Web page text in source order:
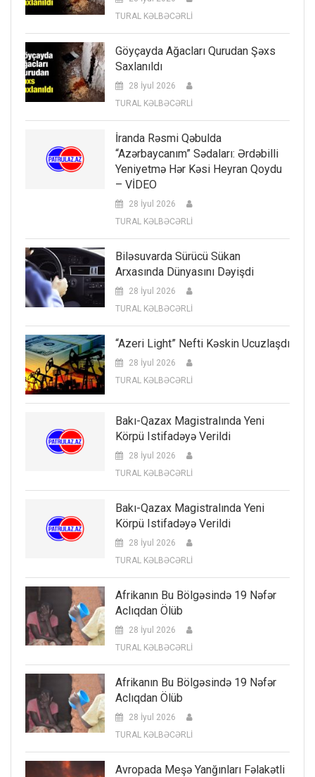
TURAL KƏLBƏCƏRLİ
Göyçayda Ağacları Qurudan Şəxs
Saxlanıldı
28 İyul 2026
TURAL KƏLBƏCƏRLİ
İranda Rəsmi Qəbulda
“Azərbaycanım” Sədaları: Ərdəbilli
Yeniyetmə Hər Kəsi Heyran Qoydu
– VİDEO
28 İyul 2026
TURAL KƏLBƏCƏRLİ
Biləsuvarda Sürücü Sükan
Arxasında Dünyasını Dəyişdi
28 İyul 2026
TURAL KƏLBƏCƏRLİ
“Azeri Light” Nefti Kəskin Ucuzlaşdı
28 İyul 2026
TURAL KƏLBƏCƏRLİ
Bakı-Qazax Magistralında Yeni
Körpü Istifadəyə Verildi
28 İyul 2026
TURAL KƏLBƏCƏRLİ
Bakı-Qazax Magistralında Yeni
Körpü Istifadəyə Verildi
28 İyul 2026
TURAL KƏLBƏCƏRLİ
Afrikanın Bu Bölgəsində 19 Nəfər
Aclıqdan Ölüb
28 İyul 2026
TURAL KƏLBƏCƏRLİ
Afrikanın Bu Bölgəsində 19 Nəfər
Aclıqdan Ölüb
28 İyul 2026
TURAL KƏLBƏCƏRLİ
Avropada Meşə Yanğınları Fəlakətli